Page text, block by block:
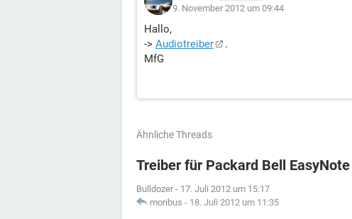
9. November 2012 um 09:44
Hallo,
-> Audiotreiber
.
MfG
Ähnliche Threads
Treiber für Packard Bell
Bulldozer - 17. Juli 2012 um 15:17
moribus - 18. Juli 2012 um 11:35